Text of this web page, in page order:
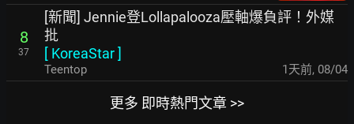
8
37
[新聞] Jennie登Lollapalooza壓軸爆負評！外媒
批
[ KoreaStar]
Teentop 1天前, 08/04
更多 即時熱門文章 >>